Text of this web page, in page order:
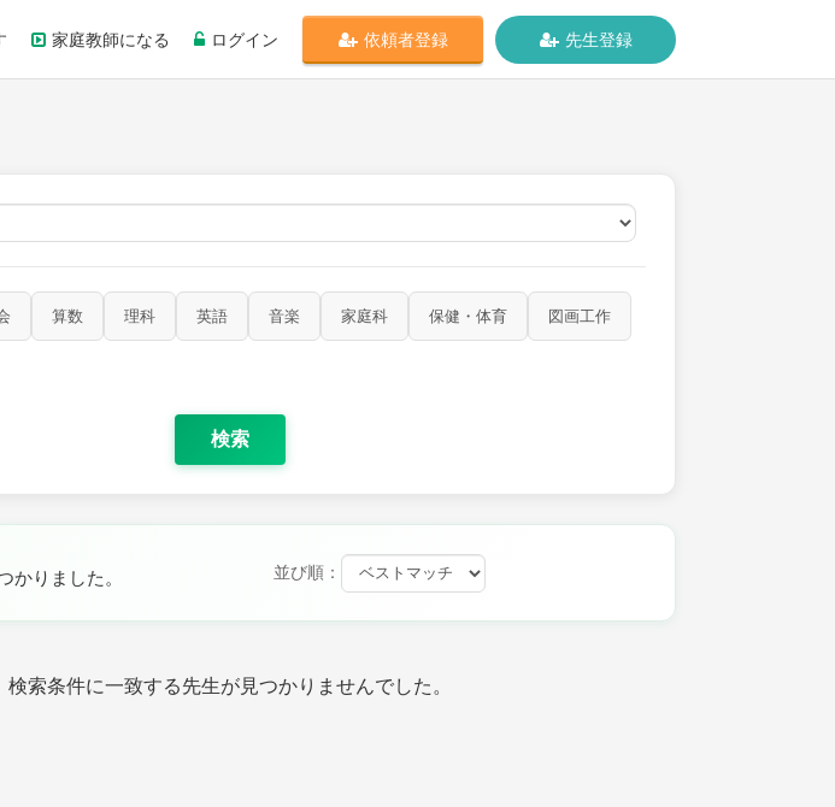
家庭教師になる ログイン 依頼者登録 先生登録
算数 理科 英語 音楽 家庭科 保健・体育 図画工作
検索
かりました。 並び順：
検索条件に一致する先生が見つかりませんでした。